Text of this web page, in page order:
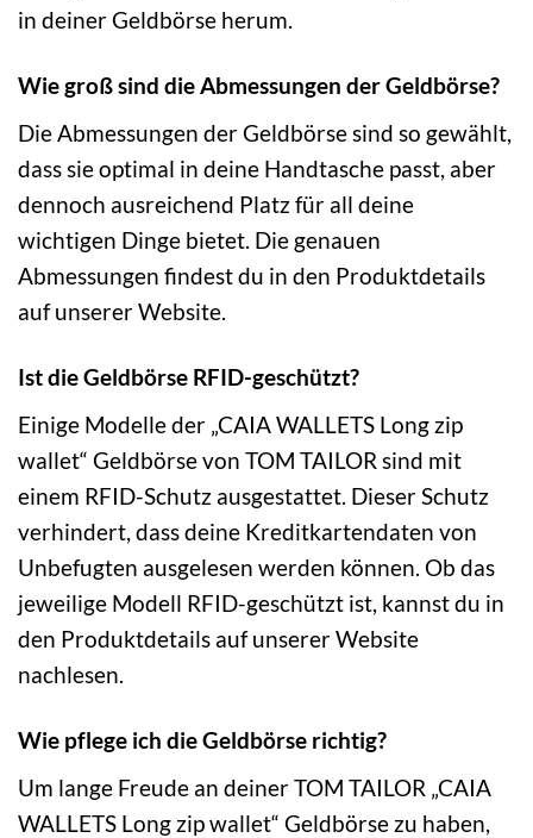
in deiner Geldbörse herum.
Wie groß sind die Abmessungen der Geldbörse?
Die Abmessungen der Geldbörse sind so gewählt,
dass sie optimal in deine Handtasche passt, aber
dennoch ausreichend Platz für all deine
wichtigen Dinge bietet. Die genauen
Abmessungen findest du in den Produktdetails
auf unserer Website.
Ist die Geldbörse RFID-geschützt?
Einige Modelle der „CAIA WALLETS Long zip
wallet“ Geldbörse von TOM TAILOR sind mit
einem RFID-Schutz ausgestattet. Dieser Schutz
verhindert, dass deine Kreditkartendaten von
Unbefugten ausgelesen werden können. Ob das
jeweilige Modell RFID-geschützt ist, kannst du in
den Produktdetails auf unserer Website
nachlesen.
Wie pflege ich die Geldbörse richtig?
Um lange Freude an deiner TOM TAILOR „CAIA
WALLETS Long zip wallet“ Geldbörse zu haben,